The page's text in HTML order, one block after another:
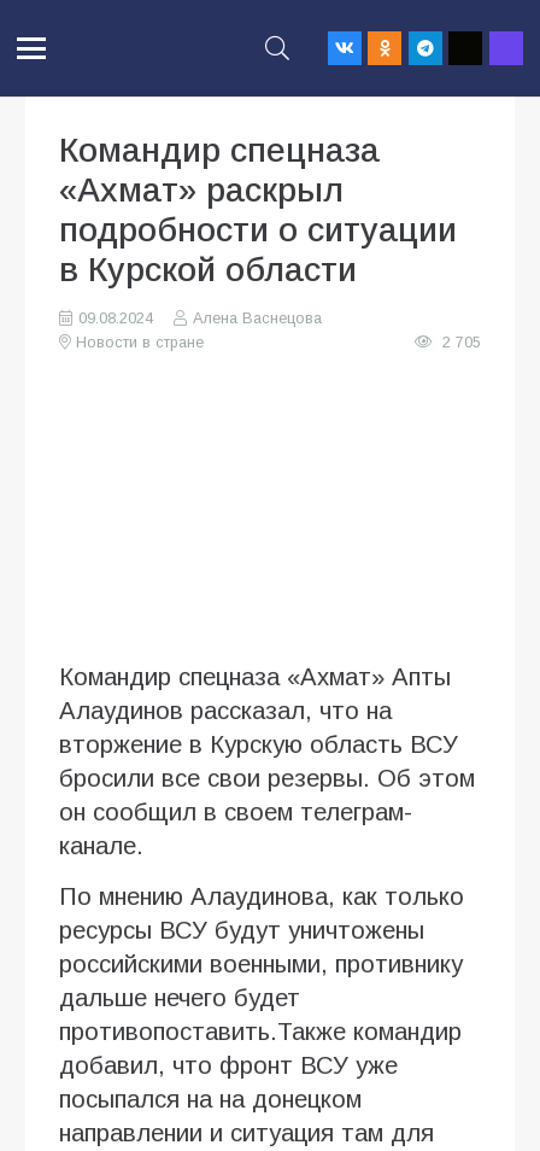
Командир спецназа
«Ахмат» раскрыл
подробности о ситуации
в Курской области
09.08.2024
Алена Васнецова
Новости в стране
2 705
Командир спецназа «Ахмат» Апты
Алаудинов рассказал, что на
вторжение в Курскую область ВСУ
бросили все свои резервы. Об этом
он сообщил в своем телеграм-
канале.
По мнению Алаудинова, как только
ресурсы ВСУ будут уничтожены
российскими военными, противнику
дальше нечего будет
противопоставить.Также командир
добавил, что фронт ВСУ уже
посыпался на на донецком
направлении и ситуация там для